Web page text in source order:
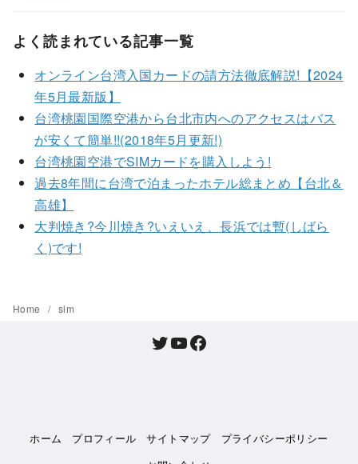
よく読まれている記事一覧
オンライン台湾入国カードの請方法徹底解説!【2024
年5月最新版】
台湾桃園国際空港から台北市内へのアクセスはバス
が安くて簡単!!(2018年5月更新!)
台湾桃園空港でSIMカードを購入しよう!
過去8年間に台湾で泊まったホテル総まとめ【台北＆
高雄】
大判焼き?今川焼き?いえいえ、長浜では暫(しばら
く)です!
Home sim
Twitter YouTube Facebook
ホーム プロフィール サイトマップ
プライバシーポリシー